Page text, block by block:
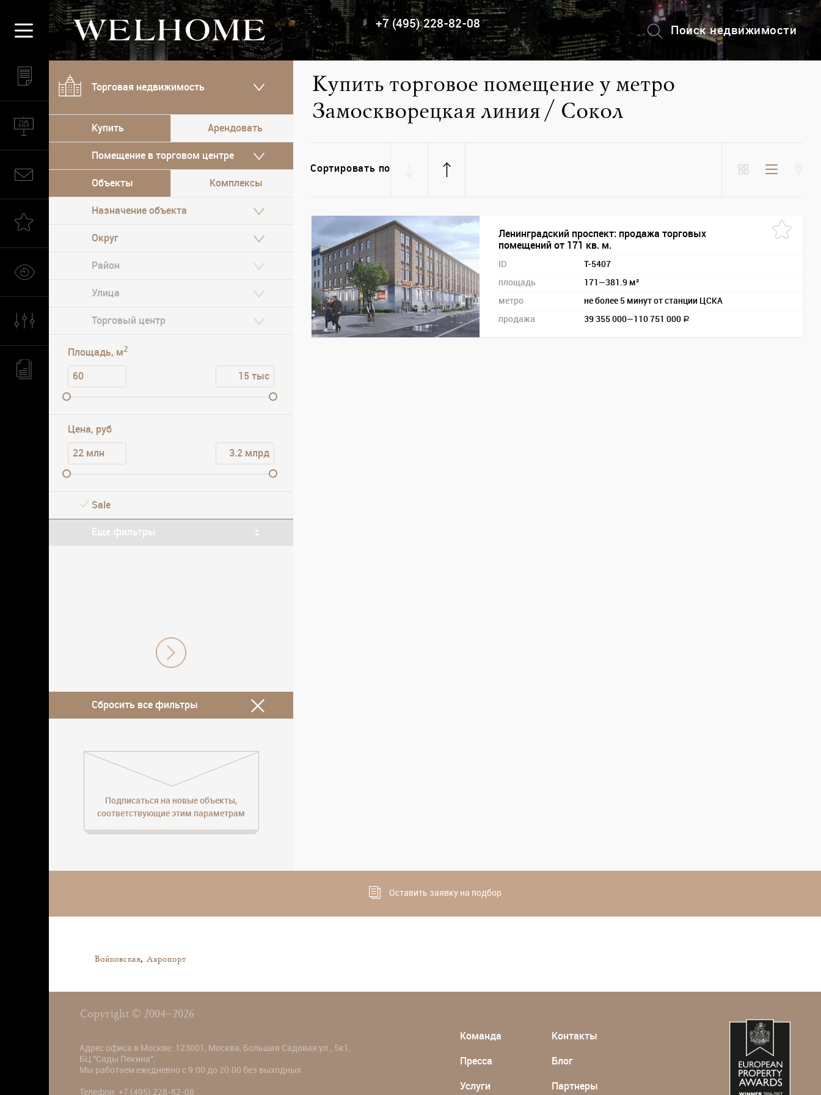
+7 (495) 228-82-08
Поиск недвижимости
+7 (495) 228-82-08
Торговая недвижимость
Купить Арендовать
Помещение в торговом центре
Объекты Комплексы
Назначение объекта
Округ
Сокол
Парковка
Площадь, м2
Цена, руб
Sale
Еще фильтры
Сбросить все фильтры
Подписаться на новые объекты,
соответствующие этим параметрам
Купить торговое помещение у метро
Замоскворецкая линия / Сокол
Сортировать по
Ленинградский проспект: продажа торговых
помещений от 171 кв. м.
ID
T-5407
площадь
171—381.9 м²
метро
не более 5 минут от станции ЦСКА
продажа
39 355 000—110 751 000 a
Оставить заявку на подбор
Войковская, Аэропорт
Copyright © 2004–2026
Адрес офиса в Москве: 123001, Москва, Большая Садовая ул., 5к1,
БЦ "Сады Пекина".
Мы работаем ежедневно с 9:00 до 20:00 без выходных
Телефон: +7 (495) 228-82-08
Команда
Пресса
Услуги
Контакты
Блог
Партнеры